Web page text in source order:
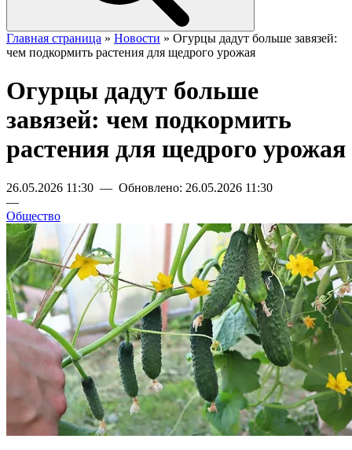
Главная страница » Новости » Огурцы дадут больше завязей:
чем подкормить растения для щедрого урожая
Огурцы дадут больше
завязей: чем подкормить
растения для щедрого урожая
26.05.2026 11:30 — Обновлено: 26.05.2026 11:30
—
Общество